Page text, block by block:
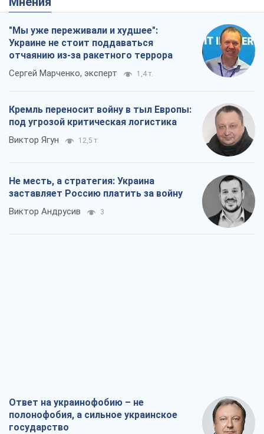
"Мы уже переживали и худшее":
Украине не стоит поддаваться
отчаянию из-за ракетного террора
Сергей Марченко, эксперт 1,4 т.
Кремль переносит войну в тыл Европы:
под угрозой критическая логистика
Виктор Ягун 12,5 т.
Не месть, а стратегия: Украина
заставляет Россию платить за войну
Виктор Андрусив 3
Ответ на украинофобию – не
полонофобия, а сильное украинское
государство